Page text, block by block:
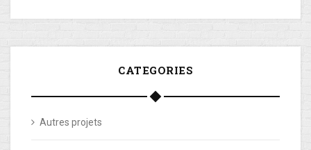
CATEGORIES
Autres projets